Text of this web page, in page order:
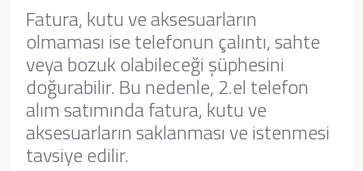
Fatura, kutu ve aksesuarların
olmaması ise telefonun çalıntı, sahte
veya bozuk olabileceği şüphesini
doğurabilir. Bu nedenle, 2.el telefon
alım satımında fatura, kutu ve
aksesuarların saklanması ve istenmesi
tavsiye edilir.